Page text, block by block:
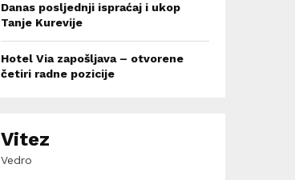
Danas posljednji ispraćaj i ukop
Tanje Kurevije
Hotel Via zapošljava – otvorene
četiri radne pozicije
Vitez
Vedro